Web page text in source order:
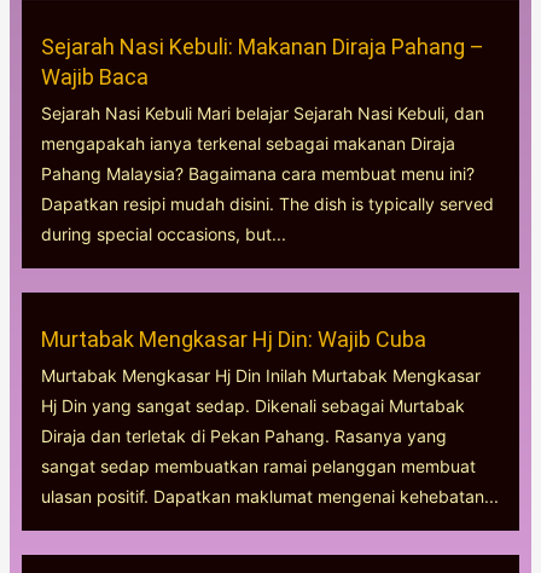
Sejarah Nasi Kebuli: Makanan Diraja Pahang –
Wajib Baca
Sejarah Nasi Kebuli Mari belajar Sejarah Nasi Kebuli, dan
mengapakah ianya terkenal sebagai makanan Diraja
Pahang Malaysia? Bagaimana cara membuat menu ini?
Dapatkan resipi mudah disini. The dish is typically served
during special occasions, but...
Murtabak Mengkasar Hj Din: Wajib Cuba
Murtabak Mengkasar Hj Din Inilah Murtabak Mengkasar
Hj Din yang sangat sedap. Dikenali sebagai Murtabak
Diraja dan terletak di Pekan Pahang. Rasanya yang
sangat sedap membuatkan ramai pelanggan membuat
ulasan positif. Dapatkan maklumat mengenai kehebatan...